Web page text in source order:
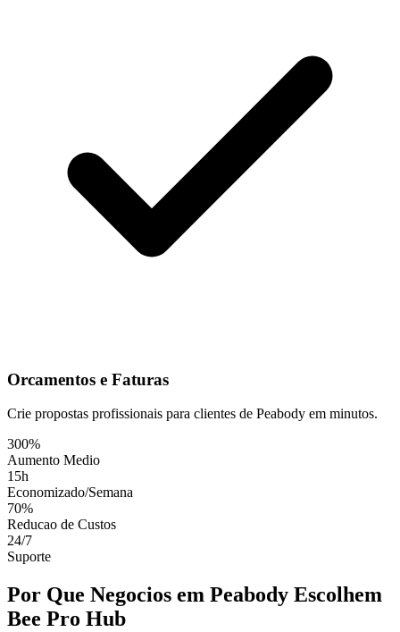
Orcamentos e Faturas
Crie propostas profissionais para clientes de Peabody em minutos.
300%
Aumento Medio
15h
Economizado/Semana
70%
Reducao de Custos
24/7
Suporte
Por Que Negocios em Peabody Escolhem
Bee Pro Hub